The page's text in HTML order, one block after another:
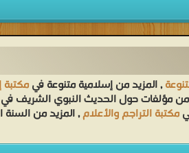
, المزيد من إسلامية متنوعة فيمكتبة
من مؤلفات حول الحديث النبوي الشريف في
مكتبة التراجم والأعلام, المزيد من السنة